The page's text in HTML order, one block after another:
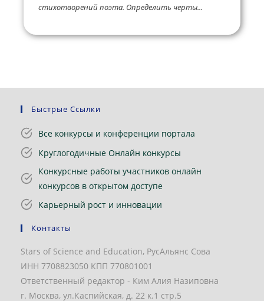
стихотворений поэта. Определить черты...
Быстрые Ссылки
Все конкурсы и конференции портала
Круглогодичные Онлайн конкурсы
Конкурсные работы участников онлайн
конкурсов в открытом доступе
Карьерный рост и инновации
Контакты
Stars of Science and Education, РусАльянс Сова
ИНН 7708823050 КПП 770801001
Ответственный редактор - Ким Алия Назиповна
г. Москва, ул.Каспийская, д. 22 к.1 стр.5